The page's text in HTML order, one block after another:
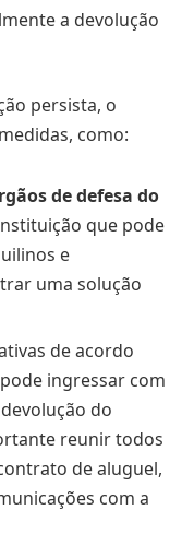
a devolução
persista, o
como:
de defesa do
que pode
e
uma solução
de acordo
ingressar com
do
reunir todos
de aluguel,
com a